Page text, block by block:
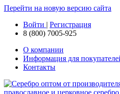
Перейти на новую версию сайта
Войти | Регистрация
8 (800) 7005-925
О компании
Информация для
Контакты